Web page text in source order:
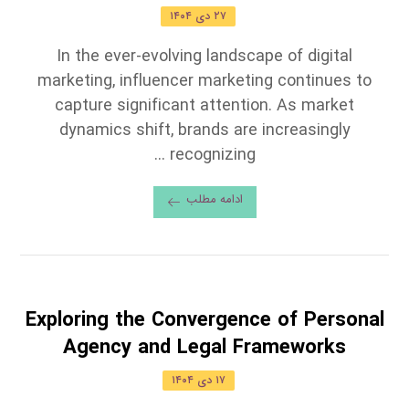
۲۷ دی ۱۴۰۴
In the ever-evolving landscape of digital
marketing, influencer marketing continues to
capture significant attention. As market
dynamics shift, brands are increasingly
recognizing ...
ادامه مطلب
Exploring the Convergence of Personal
Agency and Legal Frameworks
۱۷ دی ۱۴۰۴